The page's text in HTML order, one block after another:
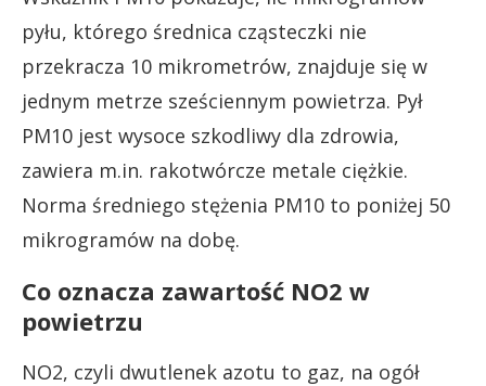
pyłu, którego średnica cząsteczki nie
przekracza 10 mikrometrów, znajduje się w
jednym metrze sześciennym powietrza. Pył
PM10 jest wysoce szkodliwy dla zdrowia,
zawiera m.in. rakotwórcze metale ciężkie.
Norma średniego stężenia PM10 to poniżej 50
mikrogramów na dobę.
Co oznacza zawartość NO2 w
powietrzu
NO2, czyli dwutlenek azotu to gaz, na ogół